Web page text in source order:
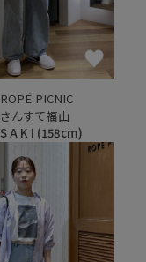
ROPÉ PICNIC
さんすて福山
S A K I (158cm)